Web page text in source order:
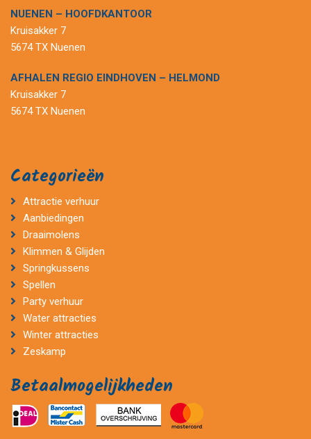
NUENEN – HOOFDKANTOOR
Kruisakker 7
5674 TX Nuenen
AFHALEN REGIO EINDHOVEN – HELMOND
Kruisakker 7
5674 TX Nuenen
Categorieën
Attractie verhuur
Aanbiedingen
Draaimolens
Klimmen & Glijden
Springkussens
Spellen
Party verhuur
Water attracties
Winter attracties
Zeskamp
Betaalmogelijkheden